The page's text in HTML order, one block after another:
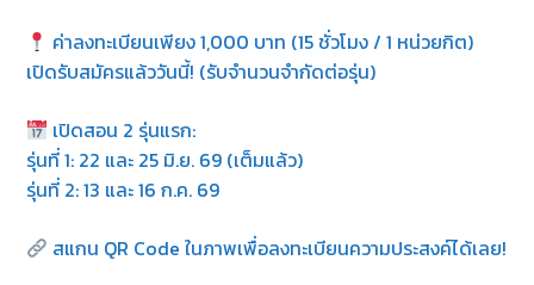
ค่าลงทะเบียนเพียง 1,000 บาท (15 ชั่วโมง / 1 หน่วยกิต)
เปิดรับสมัครแล้ววันนี้! (รับจำนวนจำกัดต่อรุ่น)
เปิดสอน 2 รุ่นแรก:
รุ่นที่ 1: 22 และ 25 มิ.ย. 69 (เต็มแล้ว)
รุ่นที่ 2: 13 และ 16 ก.ค. 69
สแกน QR Code ในภาพเพื่อลงทะเบียนความประสงค์ได้เลย!